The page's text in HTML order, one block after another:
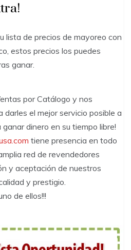
lista de precios de mayoreo con
estos precios los puedes
ganar.
por Catálogo y nos
el mejor servicio posible a
dinero en su tiempo libre!
tiene presencia en todo
red de revendedores
y aceptación de nuestros
y prestigio.
de ellos!!!